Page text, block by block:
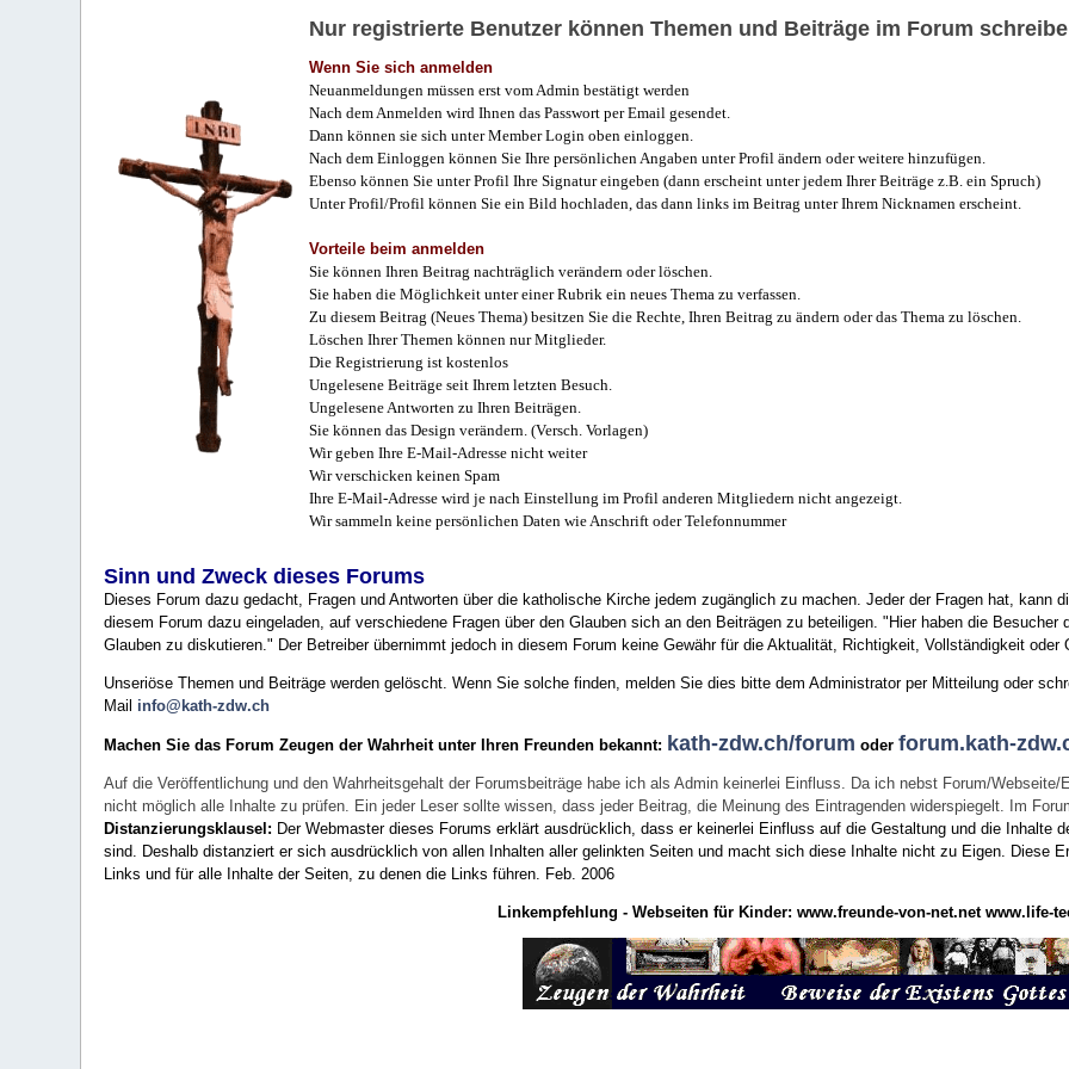
Nur registrierte Benutzer können Themen und Beiträge im Forum
Wenn Sie sich anmelden
Neuanmeldungen müssen erst vom Admin bestätigt werden
Nach dem Anmelden wird Ihnen das Passwort per Email gesendet.
Dann können sie sich unter Member Login oben einloggen.
Nach dem Einloggen können Sie Ihre persönlichen Angaben unter Profil ändern oder weitere hinzufügen.
Ebenso können Sie unter Profil Ihre Signatur eingeben (dann erscheint unter jedem Ihrer Beiträge z.B. ein Spruch)
Unter Profil/Profil können Sie ein Bild hochladen, das dann links im Beitrag unter Ihrem Nicknamen erscheint.
Vorteile beim anmelden
Sie können Ihren Beitrag nachträglich verändern oder löschen.
Sie haben die Möglichkeit unter einer Rubrik ein neues Thema zu verfassen.
Zu diesem Beitrag (Neues Thema) besitzen Sie die Rechte, Ihren Beitrag zu ändern oder das Thema zu löschen.
Löschen Ihrer Themen können nur Mitglieder.
Die Registrierung ist kostenlos
Ungelesene Beiträge seit Ihrem letzten Besuch.
Ungelesene Antworten zu Ihren Beiträgen.
Sie können das Design verändern. (Versch. Vorlagen)
Wir geben Ihre E-Mail-Adresse nicht weiter
Wir verschicken keinen Spam
Ihre E-Mail-Adresse wird je nach Einstellung im Profil anderen Mitgliedern nicht angezeigt.
Wir sammeln keine persönlichen Daten wie Anschrift oder Telefonnummer
Sinn und Zweck dieses Forums
Dieses Forum dazu gedacht, Fragen und Antworten über die katholische Kirche jedem zugänglich zu machen. Jeder der Fragen hat, kann
diesem Forum dazu eingeladen, auf verschiedene Fragen über den Glauben sich an den Beiträgen zu beteiligen. "Hier haben die
Glauben zu diskutieren." Der Betreiber übernimmt jedoch in diesem Forum keine Gewähr für die Aktualität, Richtigkeit, Vollständigkeit
Unseriöse Themen und Beiträge werden gelöscht. Wenn Sie solche finden, melden Sie dies bitte dem Administrator per Mitteilung oder
Mail info@kath-zdw.ch
Machen Sie das Forum Zeugen der Wahrheit unter Ihren Freunden bekannt: kath-zdw.ch/forum oderforum.kath-
Auf die Veröffentlichung und den Wahrheitsgehalt der Forumsbeiträge habe ich als Admin keinerlei Einfluss. Da ich nebst Forum/
nicht möglich alle Inhalte zu prüfen. Ein jeder Leser sollte wissen, dass jeder Beitrag, die Meinung des Eintragenden widerspiegelt. Im
Distanzierungsklausel: Der Webmaster dieses Forums erklärt ausdrücklich, dass er keinerlei Einfluss auf die Gestaltung und die Inhalte
sind. Deshalb distanziert er sich ausdrücklich von allen Inhalten aller gelinkten Seiten und macht sich diese Inhalte nicht zu Eigen.
Diese
Links und für alle Inhalte der Seiten, zu denen die Links führen.
Feb. 2006
Linkempfehlung - Webseiten für Kinder: www.freunde-von-net.net www.life-